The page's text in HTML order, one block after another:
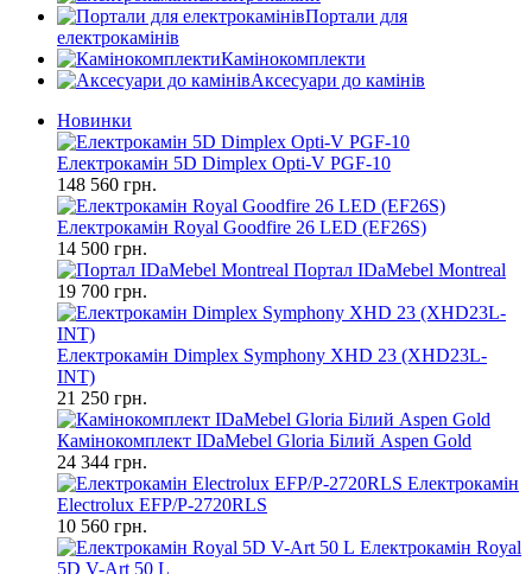
Портали для
електрокамінів
Камінокомплекти
Аксесуари до камінів
Новинки
Електрокамін 5D Dimplex Opti-V PGF-10
148 560 грн.
Електрокамін Royal Goodfire 26 LED (EF26S)
14 500 грн.
Портал IDaMebel Montreal
19 700 грн.
Електрокамін Dimplex Symphony XHD 23 (XHD23L-
INT)
21 250 грн.
Камінокомплект IDaMebel Gloria Білий Aspen Gold
24 344 грн.
Електрокамін
Electrolux EFP/P-2720RLS
10 560 грн.
Електрокамін Royal
5D V-Art 50 L